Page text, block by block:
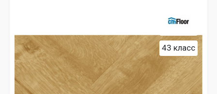
43 класс